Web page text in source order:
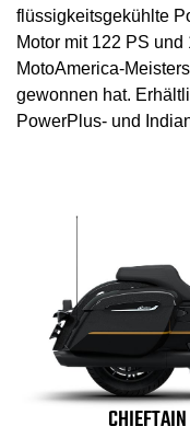
flüssigkeitsgekühlte
Motor mit 122 PS
MotoAmerica-
gewonnen hat.
PowerPlus- und